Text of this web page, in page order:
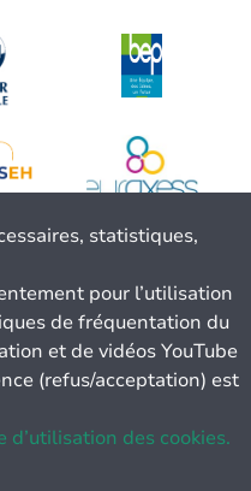
statistiques,
pour l’utilisation
de fréquentation du
et de vidéos YouTube
(refus/acceptation) est
d’utilisation des cookies.